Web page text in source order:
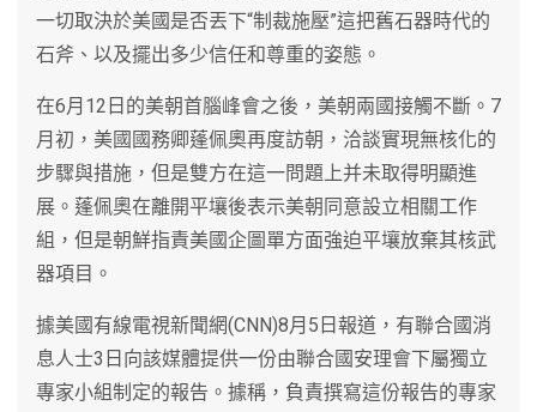
一切取決於美國是否丟下“制裁施壓”這把舊石器時代的
石斧、以及擺出多少信任和尊重的姿態。
在6月12日的美朝首腦峰會之後，美朝兩國接觸不斷。7
月初，美國國務卿蓬佩奧再度訪朝，洽談實現無核化的
步驟與措施，但是雙方在這一問題上并未取得明顯進
展。蓬佩奧在離開平壤後表示美朝同意設立相關工作
組，但是朝鮮指責美國企圖單方面強迫平壤放棄其核武
器項目。
據美國有線電視新聞網(CNN)8月5日報道，有聯合國消
息人士3日向該媒體提供一份由聯合國安理會下屬獨立
專家小組制定的報告。據稱，負責撰寫這份報告的專家